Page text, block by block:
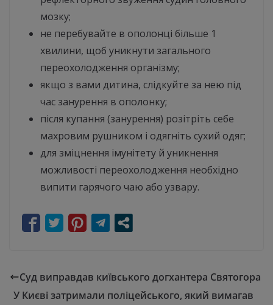
мозку;
не перебувайте в ополонці більше 1
хвилини, щоб уникнути загального
переохолодження організму;
якщо з вами дитина, слідкуйте за нею під
час занурення в ополонку;
після купання (занурення) розітріть себе
махровим рушником і одягніть сухий одяг;
для зміцнення імунітету й уникнення
можливості переохолодження необхідно
випити гарячого чаю або узвару.
Суд виправдав київського догхантера Святогора
У Києві затримали поліцейського, який вимагав